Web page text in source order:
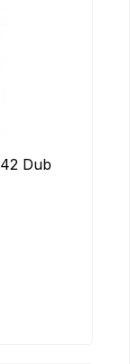
Dub